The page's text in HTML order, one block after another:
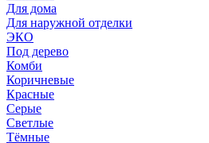
Для дома
Для наружной отделки
ЭКO
Под дерево
Комби
Коричневые
Красные
Серые
Светлые
Тёмные